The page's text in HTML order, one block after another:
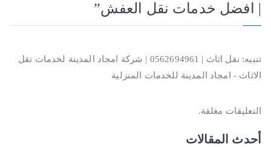
| افضل خدمات نقل العفش”
تنبيه:
نقل اثاث | 0562694961 | شركة امجاد المدينة لخدمات نقل
الاثاث - امجاد المدينة للخدمات المنزلية
التعليقات مغلقة.
أحدث المقالات